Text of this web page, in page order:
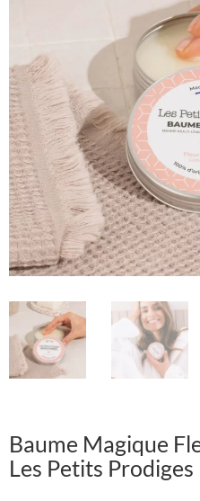
Baume Magique
Les Petits Prodiges